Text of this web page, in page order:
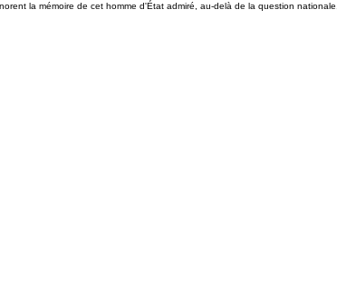
la mémoire de cet homme d'État admiré, au-delà de la question